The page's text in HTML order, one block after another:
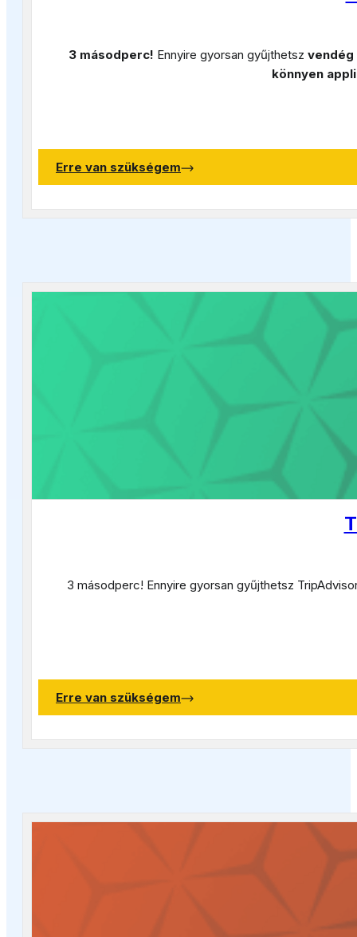
3 másodperc! Ennyire gyorsan gyűjthetsz vendég
könnyen
Erre van szükségem
3 másodperc! Ennyire gyorsan gyűjthetsz
Erre van szükségem